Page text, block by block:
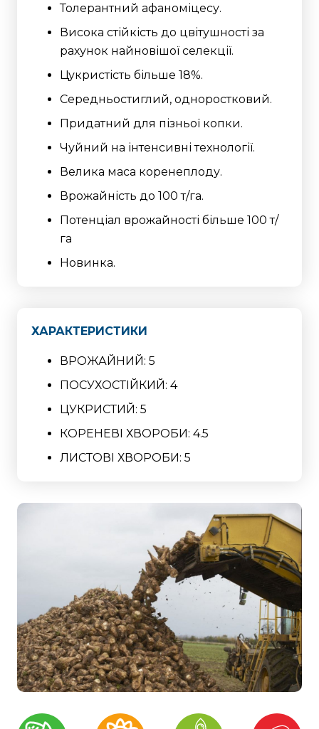
Толерантний афаноміцесу.
Висока стійкість до цвітушності за
рахунок найновішої селекції.
Цукристість більше 18%.
Середньостиглий, одноростковий.
Придатний для пізньої копки.
Чуйний на інтенсивні технології.
Велика маса коренеплоду.
Врожайність до 100 т/га.
Потенціал врожайності більше 100 т/
га
Новинка.
ХАРАКТЕРИСТИКИ
ВРОЖАЙНИЙ: 5
ПОСУХОСТІЙКИЙ: 4
ЦУКРИСТИЙ: 5
КОРЕНЕВІ ХВОРОБИ: 4.5
ЛИСТОВІ ХВОРОБИ: 5